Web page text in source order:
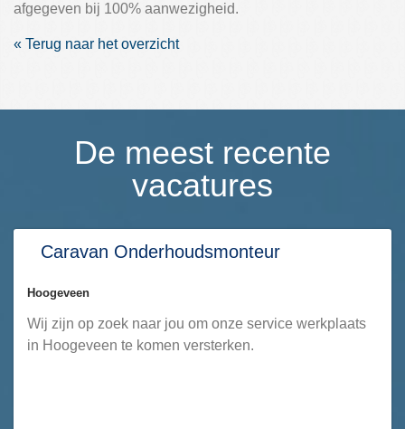
afgegeven bij 100% aanwezigheid.
Terug naar het overzicht
De meest recente
vacatures
Caravan Onderhoudsmonteur
Hoogeveen
Wij zijn op zoek naar jou om onze service werkplaats
in Hoogeveen te komen versterken.